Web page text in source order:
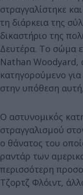
στραγγαλίστηκε
τη διάρκεια της
δικαστήριο της
Δευτέρα. Το σώμα
Nathan Woodyard,
κατηγορούμενο
στην υπόθεση
Ο αστυνομικός
στραγγαλισμού
ο θάνατος του
ραντάρ των
περισσότερη
Τζορτζ Φλόιντ,